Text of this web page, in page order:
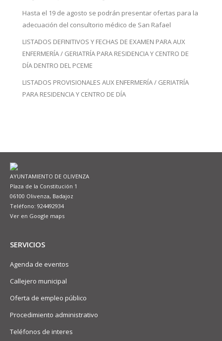
Hasta el 19 de agosto se podrán presentar ofertas para la
adecuación del consultorio médico de San Rafael
LISTADOS DEFINITIVOS Y FECHAS DE EXAMEN PARA AUX
ENFERMERÍA / GERIATRÍA PARA RESIDENCIA Y CENTRO DE
DÍA DENTRO DEL PCEME
LISTADOS PROVISIONALES AUX ENFERMERÍA / GERIATRÍA
PARA RESIDENCIA Y CENTRO DE DÍA
AYUNTAMIENTO DE OLIVENZA
Plaza de la Constitución 1
06100 Olivenza, Badajoz
Teléfono: 924492934
Ver en Google maps
SERVICIOS
Agenda de eventos
Callejero municipal
Oferta de empleo público
Procedimiento administrativo
Teléfonos de interes